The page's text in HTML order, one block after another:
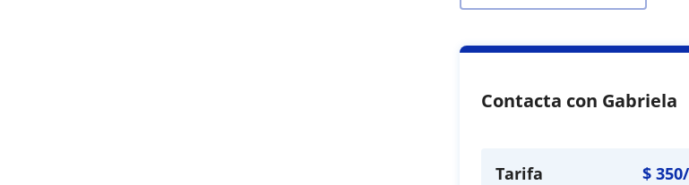
Contacta con Gabriela
Tarifa $350